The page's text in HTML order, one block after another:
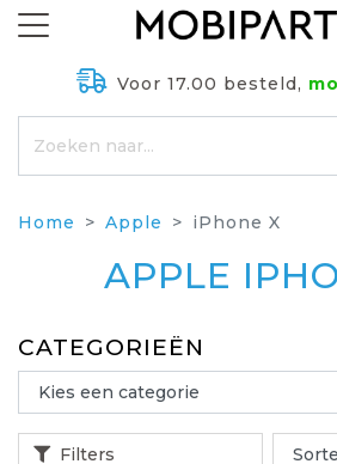
Voor 17.00 besteld,
Home Apple iPhone X
APPLE
CATEGORIEËN
Filters